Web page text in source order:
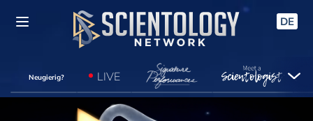
DE
Neugierig? LIVE